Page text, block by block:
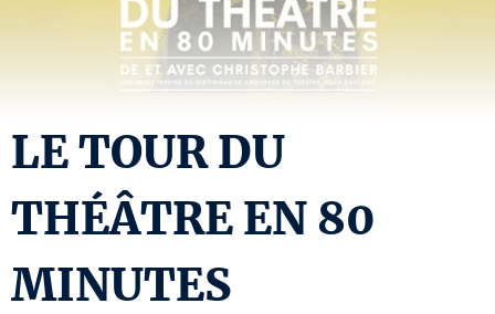
LE TOUR DU
THÉÂTRE EN 80
MINUTES